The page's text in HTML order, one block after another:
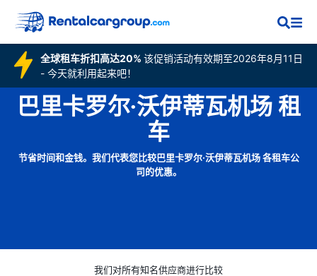
全球租车折扣高达20% 该促销活动有效期至2026年8月11日
- 今天就利用起来吧！
巴里卡罗尔·沃伊蒂瓦机场 租
车
节省时间和金钱。我们代表您比较巴里卡罗尔·沃伊蒂瓦机场 各租车公
司的优惠。
我们对所有知名供应商进行比较